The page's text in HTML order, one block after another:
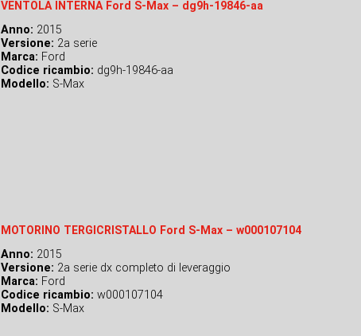
VENTOLA INTERNA Ford S-Max – dg9h-19846-aa
Anno: 2015
Versione: 2a serie
Marca: Ford
Codice ricambio: dg9h-19846-aa
Modello: S-Max
MOTORINO TERGICRISTALLO Ford S-Max – w000107104
Anno: 2015
Versione: 2a serie dx completo di leveraggio
Marca: Ford
Codice ricambio: w000107104
Modello: S-Max